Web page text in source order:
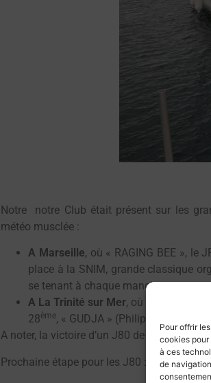
Pour offrir
cookies
à ces
de
Notre notre Club était présent sur les
météo musclée :
A Marseille, où « RAGING BEE », le
place à la SNIM, grande classique
se tenant à chaque manche ou
A La Trinité sur Mer, où les J80 du
28ème, « GUDJA » (Philippe Coindreau)
A noter, la victoire d’un J80 de l’école
Prochaine étape pour les J80 : le Grand